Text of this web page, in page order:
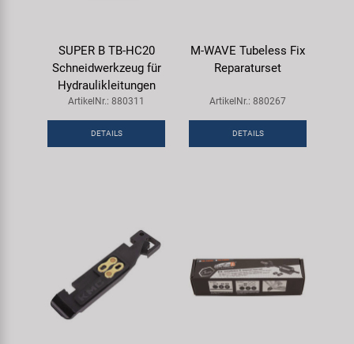
SUPER B TB-HC20
Schneidwerkzeug für
Hydraulikleitungen
ArtikelNr.: 880311
DETAILS
M-WAVE Tubeless Fix
Reparaturset
ArtikelNr.: 880267
DETAILS